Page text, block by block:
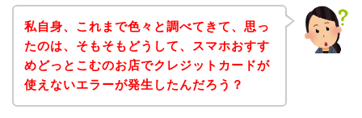
私自身、これまで色々と調べてきて、思っ
たのは、そもそもどうして、スマホおすす
めどっとこむのお店でクレジットカードが
使えないエラーが発生したんだろう？